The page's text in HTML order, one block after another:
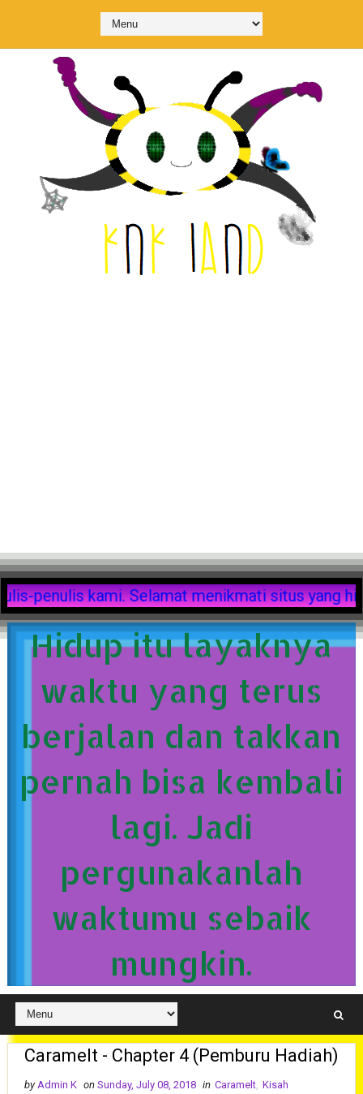
berbahaya dari penulis-penulis kami. Selamat
Hidup itu layaknya
waktu yang terus
berjalan dan takkan
pernah bisa kembali
lagi. Jadi
pergunakanlah
waktumu sebaik
mungkin.
Caramelt - Chapter 4 (Pemburu Hadiah)
by Admin K on Sunday, July 08, 2018 in Caramelt, Kisah